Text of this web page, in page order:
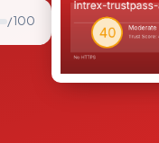
/ 100